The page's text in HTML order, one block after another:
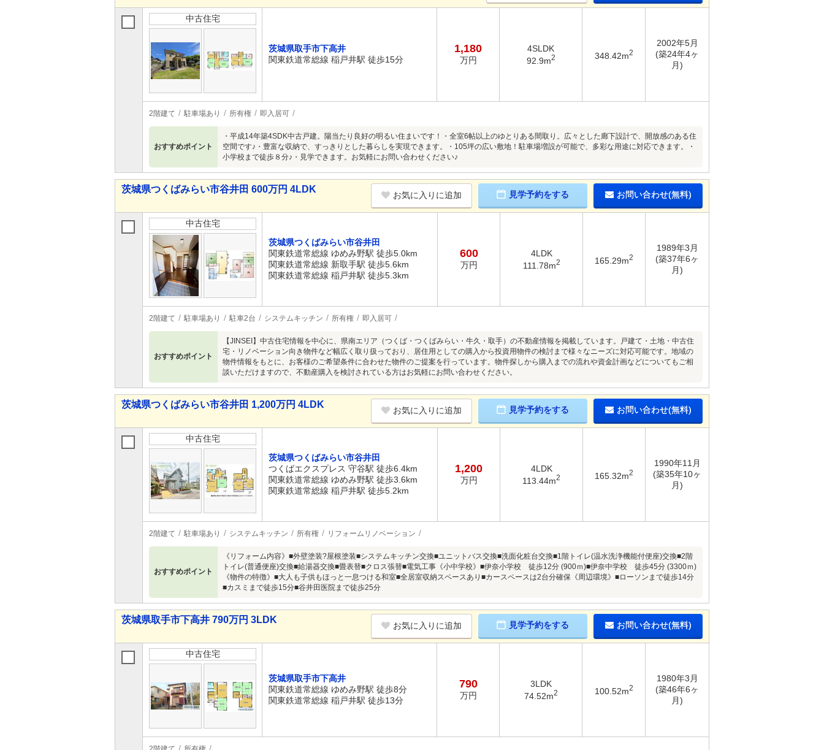
中古住宅
茨城県取手市下高井
関東鉄道常総線 稲戸井駅 徒歩15分
1,180
万円
4SLDK
92.9m2 348.42m2
2002年5月
(築24年4ヶ
月)
2階建て 駐車場あり 所有権 即入居可
おすすめポイント
・平成14年築4SDK中古戸建。陽当たり良好の明るい住まいです！・全室6帖以上のゆとりある間取り。広々とした廊下設計で、開放感のある住
空間です♪・豊富な収納で、すっきりとした暮らしを実現できます。・105坪の広い敷地！駐車場増設が可能で、多彩な用途に対応できます。・
小学校まで徒歩８分♪・見学できます。お気軽にお問い合わせください♪
茨城県つくばみらい市谷井田 600万円 4LDK
お気に入りに追加 見学予約をする お問い合わせ(無料)
中古住宅
茨城県つくばみらい市谷井田
関東鉄道常総線 ゆめみ野駅 徒歩5.0km
関東鉄道常総線 新取手駅 徒歩5.6km
関東鉄道常総線 稲戸井駅 徒歩5.3km
600
万円
4LDK
111.78m2 165.29m2
1989年3月
(築37年6ヶ
月)
2階建て 駐車場あり 駐車2台 システムキッチン 所有権 即入居可
おすすめポイント
【JINSEI】中古住宅情報を中心に、県南エリア（つくば・つくばみらい・牛久・取手）の不動産情報を掲載しています。戸建て・土地・中古住
宅・リノベーション向き物件など幅広く取り扱っており、居住用としての購入から投資用物件の検討まで様々なニーズに対応可能です。地域の
物件情報をもとに、お客様のご希望条件に合わせた物件のご提案を行っています。物件探しから購入までの流れや資金計画などについてもご相
談いただけますので、不動産購入を検討されている方はお気軽にお問い合わせください。
茨城県つくばみらい市谷井田 1,200万円 4LDK
お気に入りに追加 見学予約をする お問い合わせ(無料)
中古住宅
茨城県つくばみらい市谷井田
つくばエクスプレス 守谷駅 徒歩6.4km
関東鉄道常総線 ゆめみ野駅 徒歩3.6km
関東鉄道常総線 稲戸井駅 徒歩5.2km
1,200
万円
4LDK
113.44m2 165.32m2
1990年11月
(築35年10ヶ
月)
2階建て 駐車場あり システムキッチン 所有権 リフォームリノベーション
おすすめポイント
《リフォーム内容》■外壁塗装?屋根塗装■システムキッチン交換■ユニットバス交換■洗面化粧台交換■1階トイレ(温水洗浄機能付便座)交換■2階
トイレ(普通便座)交換■給湯器交換■畳表替■クロス張替■電気工事《小中学校》■伊奈小学校 徒歩12分 (900ｍ)■伊奈中学校 徒歩45分 (3300ｍ)
《物件の特徴》■大人も子供もほっと一息つける和室■全居室収納スペースあり■カースペースは2台分確保《周辺環境》■ローソンまで徒歩14分
■カスミまで徒歩15分■谷井田医院まで徒歩25分
茨城県取手市下高井 790万円 3LDK
お気に入りに追加 見学予約をする お問い合わせ(無料)
中古住宅
茨城県取手市下高井
関東鉄道常総線 ゆめみ野駅 徒歩8分
関東鉄道常総線 稲戸井駅 徒歩13分
790
万円
3LDK
74.52m2 100.52m2
1980年3月
(築46年6ヶ
月)